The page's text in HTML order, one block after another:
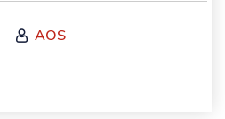
AOS